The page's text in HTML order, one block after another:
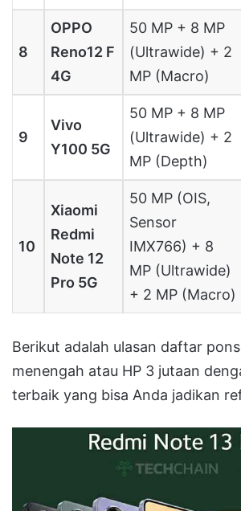
8
OPPO
Reno12 F
4G
50 MP + 8 MP
(Ultrawide) + 2
MP (Macro)
9
Vivo
Y100 5G
50 MP + 8 MP
(Ultrawide) + 2
MP (Depth)
10
Xiaomi
Redmi
Note 12
Pro 5G
50 MP (OIS,
Sensor
IMX766) + 8
MP (Ultrawide)
+ 2 MP (Macro)
Berikut adalah ulasan daftar
menengah atau HP 3 jutaan
terbaik yang bisa Anda jadikan